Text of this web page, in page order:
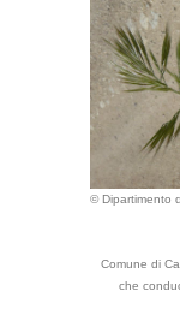
© Dipartimento
Comune di
che